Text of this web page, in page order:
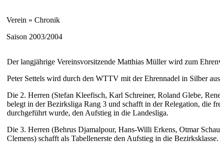
Verein » Chronik
Saison 2003/2004
Der langjährige Vereinsvorsitzende Matthias Müller wird zum
Peter Settels wird durch den WTTV mit der Ehrennadel in Silber
Die 2. Herren (Stefan Kleefisch, Karl Schreiner, Roland Glebe,
belegt in der Bezirksliga Rang 3 und schafft in der Relegation, die
durchgeführt wurde, den Aufstieg in die Landesliga.
Die 3. Herren (Behrus Djamalpour, Hans-Willi Erkens, Otmar
Clemens) schafft als Tabellenerste den Aufstieg in die Bezirksklasse.